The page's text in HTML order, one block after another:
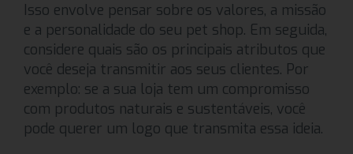
Isso envolve pensar sobre os valores, a missão
e a personalidade do seu pet shop. Em seguida,
considere quais são os principais atributos que
você deseja transmitir aos seus clientes. Por
exemplo: se a sua loja tem um compromisso
com produtos naturais e sustentáveis, você
pode querer um logo que transmita essa ideia.